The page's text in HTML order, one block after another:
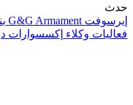
حدث
إيرسوفت G&G Armament
فعاليات وكلاء إكسسوارات